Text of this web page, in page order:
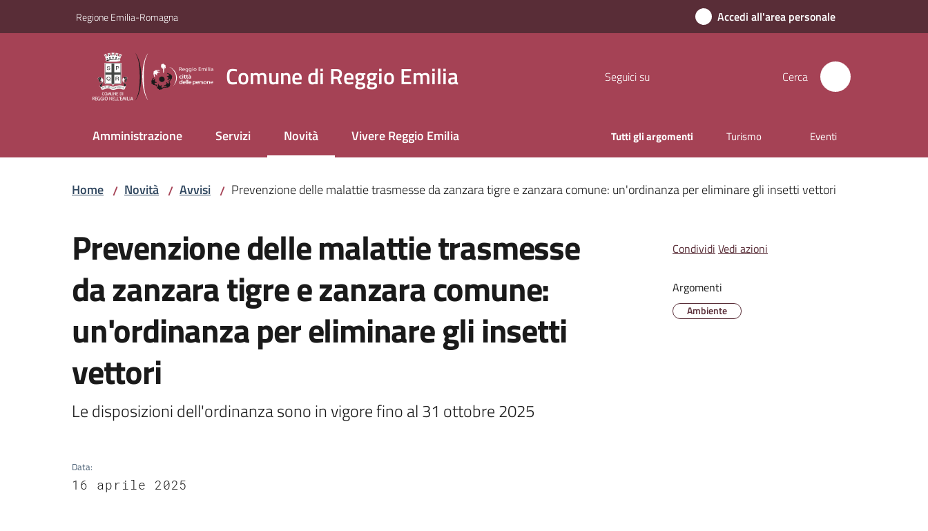
Regione Emilia-Romagna Accedi all'area personale
Comune di Reggio Emilia Seguici su Cerca
Amministrazione Servizi Novità
Menu selezionatoVivere Reggio Emilia Tutti gli argomenti Turismo Eventi
Home / Novità / Avvisi / Prevenzione delle malattie trasmesse da zanzara tigre e zanzara comune: un'ordinanza per eliminare gli insetti vettori
Prevenzione delle malattie trasmesse
da zanzara tigre e zanzara comune:
un'ordinanza per eliminare gli insetti
vettori
Le disposizioni dell'ordinanza sono in vigore fino al 31 ottobre 2025
Data:
16 aprile 2025
Condividi Vedi azioni
Argomenti
Ambiente